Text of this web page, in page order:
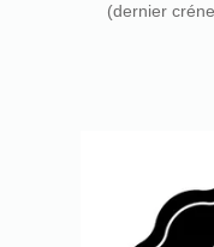
(dernier